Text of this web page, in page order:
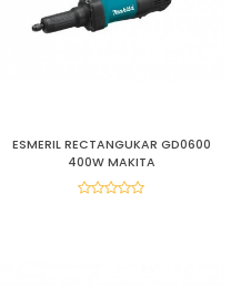
ESMERIL RECTANGUKAR GD0600
400W MAKITA